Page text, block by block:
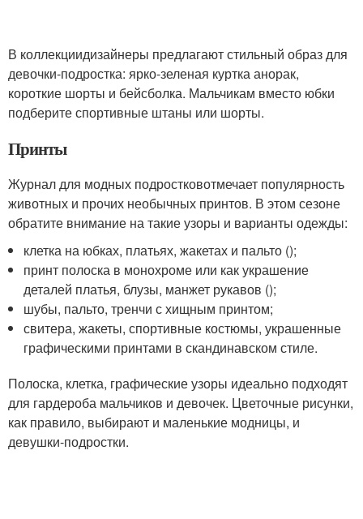
В коллекциидизайнеры предлагают стильный образ для
девочки-подростка: ярко-зеленая куртка анорак,
короткие шорты и бейсболка. Мальчикам вместо юбки
подберите спортивные штаны или шорты.
Принты
Журнал для модных подростковотмечает популярность
животных и прочих необычных принтов. В этом сезоне
обратите внимание на такие узоры и варианты одежды:
клетка на юбках, платьях, жакетах и пальто ();
принт полоска в монохроме или как украшение
деталей платья, блузы, манжет рукавов ();
шубы, пальто, тренчи с хищным принтом;
свитера, жакеты, спортивные костюмы, украшенные
графическими принтами в скандинавском стиле.
Полоска, клетка, графические узоры идеально подходят
для гардероба мальчиков и девочек. Цветочные рисунки,
как правило, выбирают и маленькие модницы, и
девушки-подростки.